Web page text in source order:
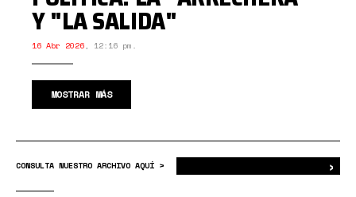
Y "LA SALIDA"
16 Abr 2026, 12:16 pm.
MOSTRAR MÁS
CONSULTA NUESTRO ARCHIVO AQUÍ > ›